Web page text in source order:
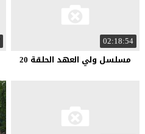
02:18:54
مسلسل ولي العهد الحلقة 20